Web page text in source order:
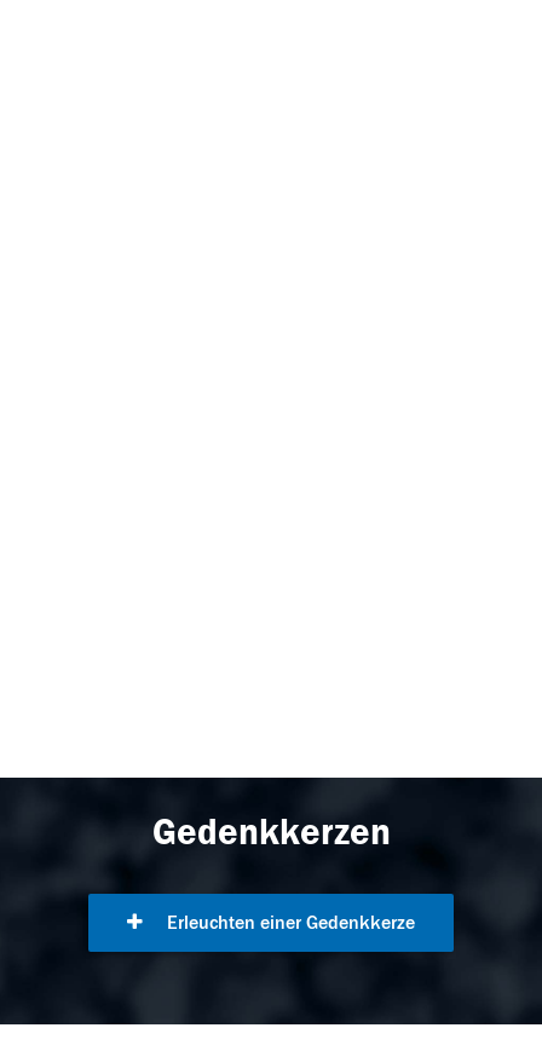
Gedenkkerzen
Erleuchten einer Gedenkkerze